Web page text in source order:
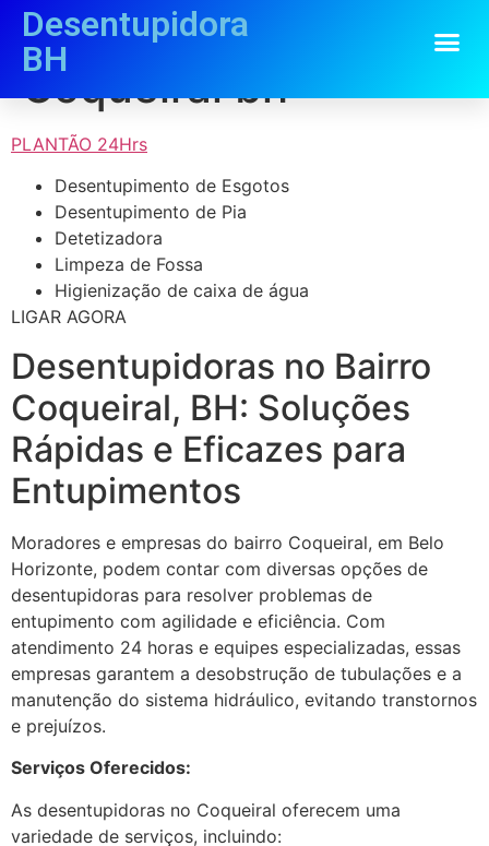
Desentupidora
BH
Desentupidora
Coqueiral bh
PLANTÃO 24Hrs
Desentupimento de Esgotos
Desentupimento de Pia
Detetizadora
Limpeza de Fossa
Higienização de caixa de água
LIGAR AGORA
Desentupidoras no Bairro
Coqueiral, BH: Soluções
Rápidas e Eficazes para
Entupimentos
Moradores e empresas do bairro Coqueiral, em Belo
Horizonte, podem contar com diversas opções de
desentupidoras para resolver problemas de
entupimento com agilidade e eficiência. Com
atendimento 24 horas e equipes especializadas, essas
empresas garantem a desobstrução de tubulações e a
manutenção do sistema hidráulico, evitando transtornos
e prejuízos.
Serviços Oferecidos:
As desentupidoras no Coqueiral oferecem uma
variedade de serviços, incluindo: